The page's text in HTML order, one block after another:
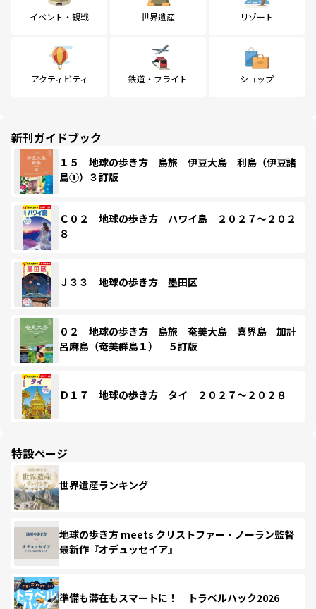
イベント・観戦 世界遺産 リゾート
アクティビティ 鉄道・フライト ショップ
新刊ガイドブック
１５ 地球の歩き方 島旅 伊豆大島 利島（伊豆諸
島①）３訂版
Ｃ０２ 地球の歩き方 ハワイ島 ２０２７～２０２
８
Ｊ３３ 地球の歩き方 墨田区
０２ 地球の歩き方 島旅 奄美大島 喜界島 加計
呂麻島（奄美群島１） ５訂版
Ｄ１７ 地球の歩き方 タイ ２０２７～２０２８
特設ページ
世界遺産ランキング
地球の歩き方 meets クリストファー・ノーラン監督
最新作『オデュッセイア』
準備も滞在もスマートに！ トラベルハック2026